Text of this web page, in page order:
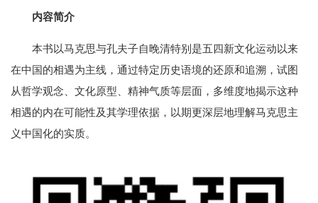
内容简介
本书以马克思与孔夫子自晚清特别是五四新文化运动以来
在中国的相遇为主线，通过特定历史语境的还原和追溯，试图
从哲学观念、文化原型、精神气质等层面，多维度地揭示这种
相遇的内在可能性及其学理依据，以期更深层地理解马克思主
义中国化的实质。